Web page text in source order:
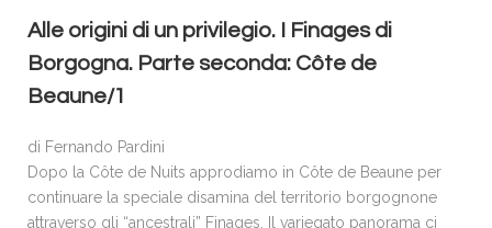
Alle origini di un privilegio. I Finages di
Borgogna. Parte seconda: Côte de
Beaune/1
di Fernando Pardini
Dopo la Côte de Nuits approdiamo in Côte de Beaune per
continuare la speciale disamina del territorio borgognone
attraverso gli “ancestrali” Finages. Il variegato panorama ci